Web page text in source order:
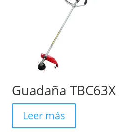
Guadaña TBC63X
Leer más